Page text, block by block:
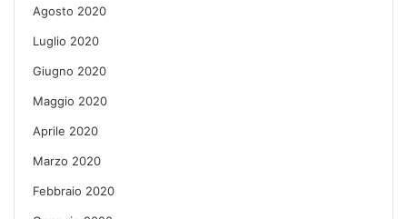
Agosto 2020
Luglio 2020
Giugno 2020
Maggio 2020
Aprile 2020
Marzo 2020
Febbraio 2020